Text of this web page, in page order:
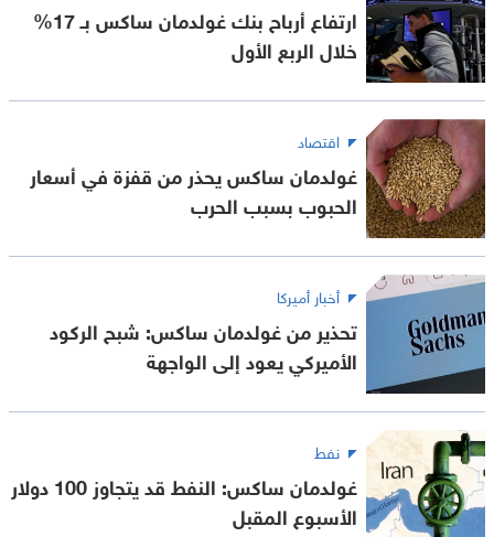
ارتفاع أرباح بنك غولدمان ساكس بـ 17%
خلال الربع الأول
اقتصاد
غولدمان ساكس يحذر من قفزة في أسعار
الحبوب بسبب الحرب
أخبار أميركا
تحذير من غولدمان ساكس: شبح الركود
الأميركي يعود إلى الواجهة
نفط
غولدمان ساكس: النفط قد يتجاوز 100 دولار
الأسبوع المقبل